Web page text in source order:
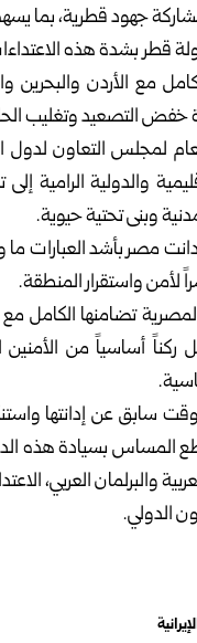
جهود قطرية، بما
قطر بشدة هذه
مع الأردن والبحرين
‏خفض التصعيد وتغليب
لمجلس التعاون لدول
والدولية الرامية
‏وبنى تحتية حيوية.‏
مصر بأشد العبارات ما
لأمن واستقرار المنطقة.
تضامنها الكامل
ركناً أساسياً من
سابق عن إدانتها
المساس بسيادة هذه
والبرلمان العربي،
الدولي.‏